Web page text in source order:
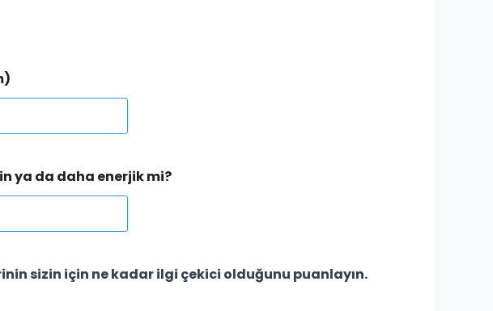
ya da daha enerjik mi?
sizin için ne kadar ilgi çekici olduğunu puanlayın.